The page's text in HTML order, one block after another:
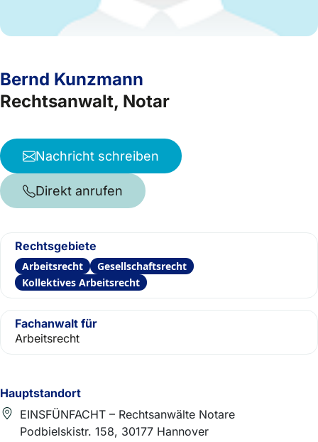
Hauptstandort
EINSFÜNFACHT – Rechtsanwälte Notare
Podbielskistr. 158, 30177 Hannover
Bernd Kunzmann
Rechtsanwalt, Notar
Nachricht schreiben
Direkt anrufen
Rechtsgebiete
Arbeitsrecht
Gesellschaftsrecht
Kollektives Arbeitsrecht
Fachanwalt für
Arbeitsrecht